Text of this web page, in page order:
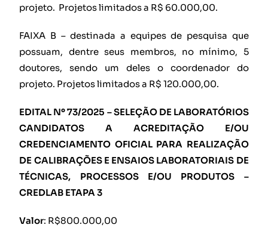
projeto. Projetos limitados a R$ 60.000,00.
FAIXA B – destinada a equipes de pesquisa que
possuam, dentre seus membros, no mínimo, 5
doutores, sendo um deles o coordenador do
projeto. Projetos limitados a R$ 120.000,00.
EDITAL Nº 73/2025 – SELEÇÃO DE LABORATÓRIOS
CANDIDATOS A ACREDITAÇÃO E/OU
CREDENCIAMENTO OFICIAL PARA REALIZAÇÃO
DE CALIBRAÇÕES E ENSAIOS LABORATORIAIS DE
TÉCNICAS, PROCESSOS E/OU PRODUTOS –
CREDLAB ETAPA 3
Valor: R$800.000,00